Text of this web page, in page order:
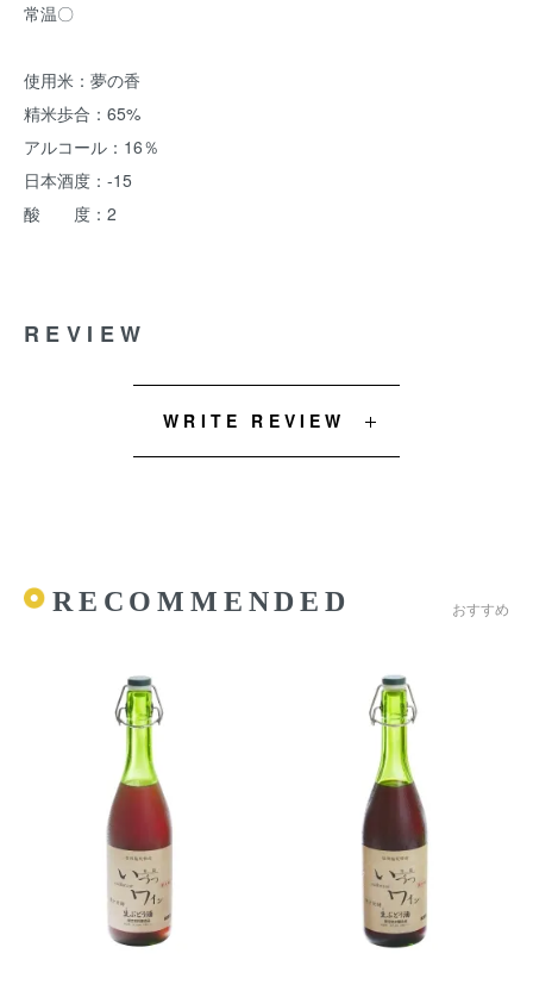
常温〇
使用米：夢の香
精米歩合：65%
アルコール：16％
日本酒度：-15
酸 度：2
REVIEW
WRITE REVIEW
RECOMMENDED おすすめ